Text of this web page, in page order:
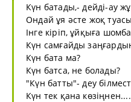
Күн батады,- дейді-ау
Ондай ұя әсте жоқ
Інге кіріп, ұйқыға
Күн самғайды
Күн бата ма?
Күн батса, не болады?
"Күн батты"- деу
Күн тек қана көзіңнен....